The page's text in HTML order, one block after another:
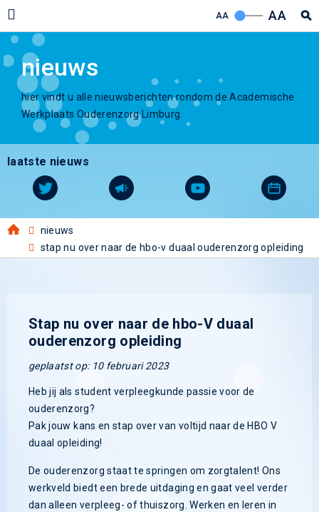
AA AA
nieuws
hier vindt u alle nieuwsberichten rondom de Academische
Werkplaats Ouderenzorg Limburg
laatste nieuws
nieuws
stap nu over naar de hbo-v duaal ouderenzorg opleiding
Stap nu over naar de hbo-V duaal
ouderenzorg opleiding
geplaatst op: 10 februari 2023
Heb jij als student verpleegkunde passie voor de
ouderenzorg?
Pak jouw kans en stap over van voltijd naar de HBO V
duaal opleiding!
De ouderenzorg staat te springen om zorgtalent! Ons
werkveld biedt een brede uitdaging en gaat veel verder
dan alleen verpleeg- of thuiszorg. Werken en leren in